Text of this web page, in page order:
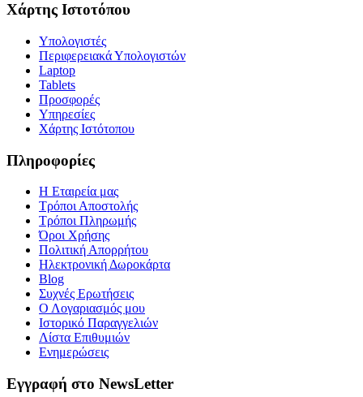
Χάρτης Ιστοτόπου
Υπολογιστές
Περιφερειακά Υπολογιστών
Laptop
Tablets
Προσφορές
Υπηρεσίες
Χάρτης Ιστότοπου
Πληροφορίες
Η Εταιρεία μας
Τρόποι Αποστολής
Τρόποι Πληρωμής
Όροι Χρήσης
Πολιτική Απορρήτου
Ηλεκτρονική Δωροκάρτα
Blog
Συχνές Ερωτήσεις
Ο Λογαριασμός μου
Ιστορικό Παραγγελιών
Λίστα Επιθυμιών
Ενημερώσεις
Εγγραφή στο NewsLetter